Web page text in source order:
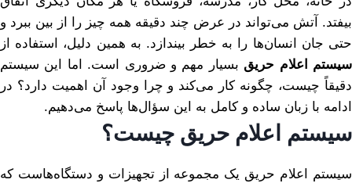
بیفتد. آتش می‌تواند در عرض چند دقیقه همه چیز را از بین ببرد و
حتی جان انسان‌ها را به خطر بیندازد. به همین دلیل، استفاده از
سیستم اعلام حریق بسیار مهم و ضروری است. اما این سیستم
دقیقاً چیست، چگونه کار می‌کند و چرا وجود آن اهمیت دارد؟ در
ادامه با زبان ساده و کامل به این سؤال‌ها پاسخ می‌دهیم.
سیستم اعلام حریق چیست؟
سیستم اعلام حریق یک مجموعه از تجهیزات و دستگاه‌هاست که